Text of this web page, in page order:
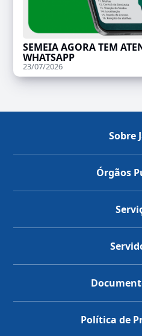
SEMEIA AGORA TEM
WHATSAPP
23/07/2026
Sobre
Órgãos
Política de